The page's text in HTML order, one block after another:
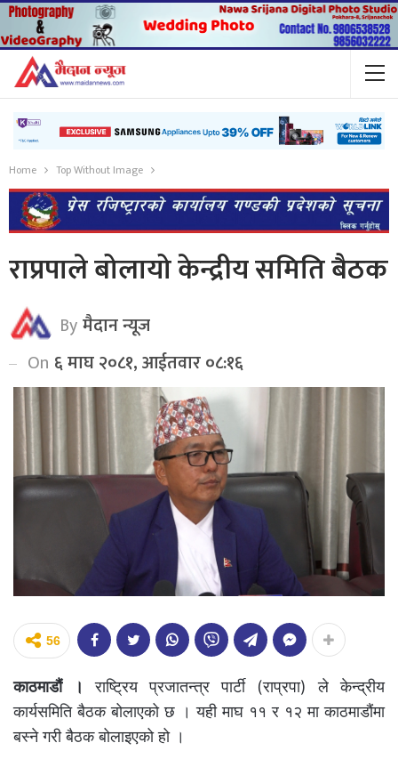
Home Top Without Image
राप्रपाले बोलायो केन्द्रीय समिति बैठक
Byमैदान न्यूज
On ६ माघ २०८१, आईतवार ०८:१६
56
काठमाडौं ।
राष्ट्रिय प्रजातन्त्र पार्टी (राप्रपा) ले केन्द्रीय
कार्यसमिति बैठक बोलाएको छ । यही माघ ११ र १२ मा काठमाडौंमा
बस्ने गरी बैठक बोलाइएको हो ।